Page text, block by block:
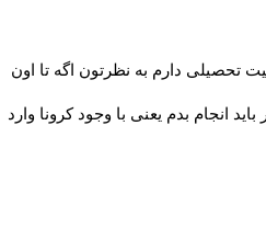
99 معافیت تحصیلی دارم به نظرتون اگه تا اون
بدم یعنی با وجود کرونا وارد